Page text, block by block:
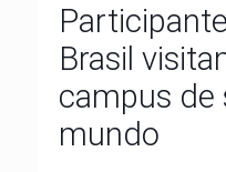
Brasil
campus
mundo